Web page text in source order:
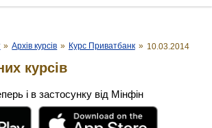
» Архів курсів » Курс Приватбанк » 10.03.2014
курсів
і в застосунку від Мінфін